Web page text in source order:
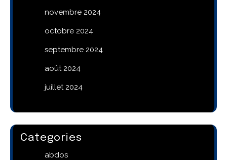
novembre 2024
octobre 2024
septembre 2024
août 2024
juillet 2024
Categories
abdos